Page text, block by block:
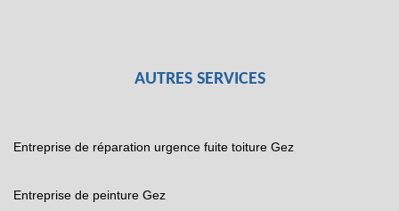
AUTRES SERVICES
Entreprise de réparation urgence fuite toiture Gez
Entreprise de peinture Gez